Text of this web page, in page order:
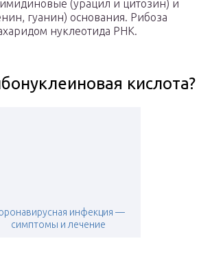
(урацил и цитозин) и
гуанин) основания. Рибоза
нуклеотида РНК.
кислота?
инфекция —
симптомы и лечение